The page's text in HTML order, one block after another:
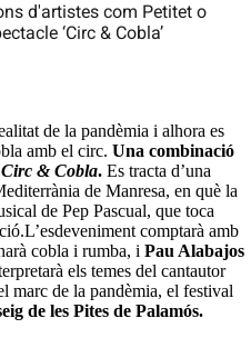
d'artistes com Petitet o
‘Circ & Cobla’
de la pandèmia i alhora es
amb el circ. Una combinació
Circ & Cobla. Es tracta d’una
de Manresa, en què la
de Pep Pascual, que toca
comptarà amb
cobla i rumba, i Pau Alabajos
els temes del cantautor
marc de la pandèmia, el festival
de les Pites de Palamós.